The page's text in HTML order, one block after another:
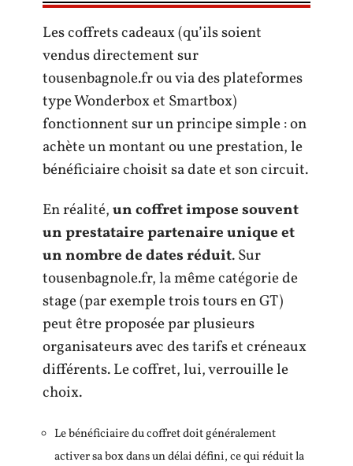
Les coffrets cadeaux (qu’ils soient
vendus directement sur
tousenbagnole.fr ou via des plateformes
type Wonderbox et Smartbox)
fonctionnent sur un principe simple : on
achète un montant ou une prestation, le
bénéficiaire choisit sa date et son circuit.
En réalité,un coffret impose souvent
un prestataire partenaire unique et
un nombre de dates réduit. Sur
tousenbagnole.fr, la même catégorie de
stage (par exemple trois tours en GT)
peut être proposée par plusieurs
organisateurs avec des tarifs et créneaux
différents. Le coffret, lui, verrouille le
choix.
Le bénéficiaire du coffret doit généralement
activer sa box dans un délai défini, ce qui réduit la